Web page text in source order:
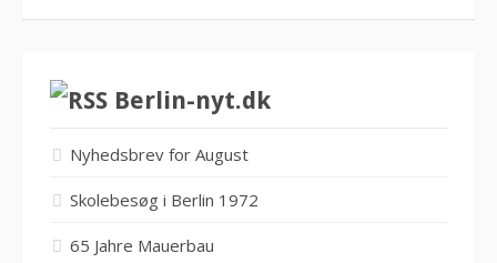
Berlin-nyt.dk
Nyhedsbrev for August
Skolebesøg i Berlin 1972
65 Jahre Mauerbau